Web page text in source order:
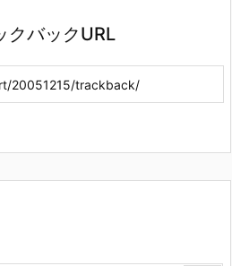
クバックURL